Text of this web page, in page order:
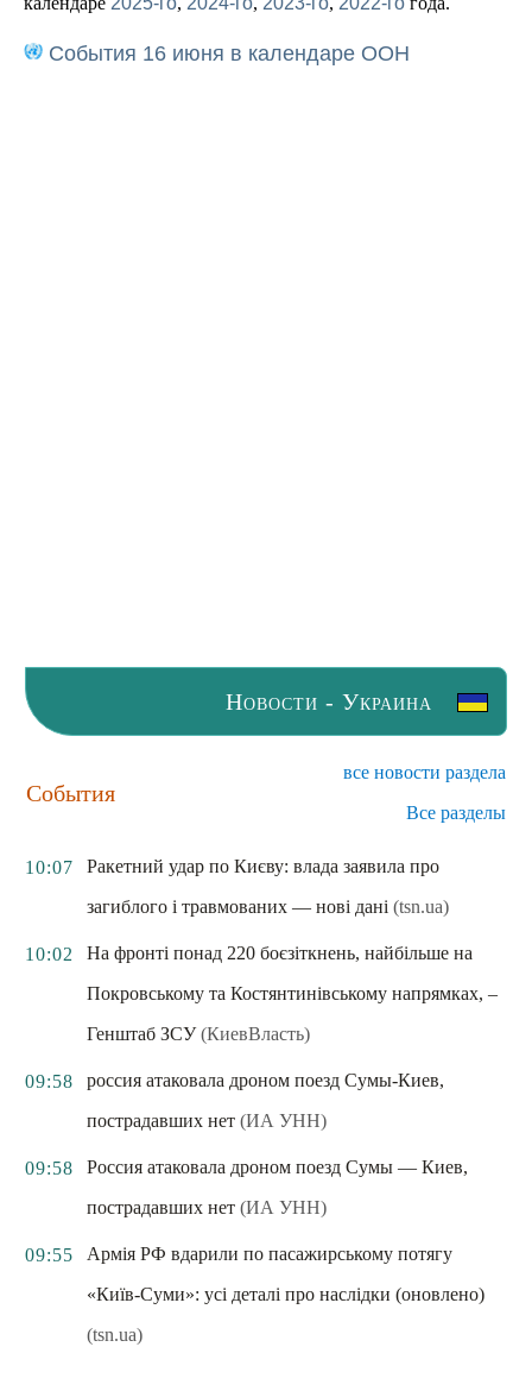
События 16 июня в календаре ООН
Новости - Украина
События
все новости раздела
Все разделы
10:07
Ракетний удар по Києву: влада заявила про
загиблого і травмованих — нові дані (tsn.ua)
10:02
На фронті понад 220 боєзіткнень, найбільше на
Покровському та Костянтинівському напрямках, –
Генштаб ЗСУ (КиевВласть)
09:58
россия атаковала дроном поезд Сумы-Киев,
пострадавших нет (ИА УНН)
09:58
Россия атаковала дроном поезд Сумы — Киев,
пострадавших нет (ИА УНН)
09:55
Армія РФ вдарили по пасажирському потягу
«Київ-Суми»: усі деталі про наслідки (оновлено)
(tsn.ua)